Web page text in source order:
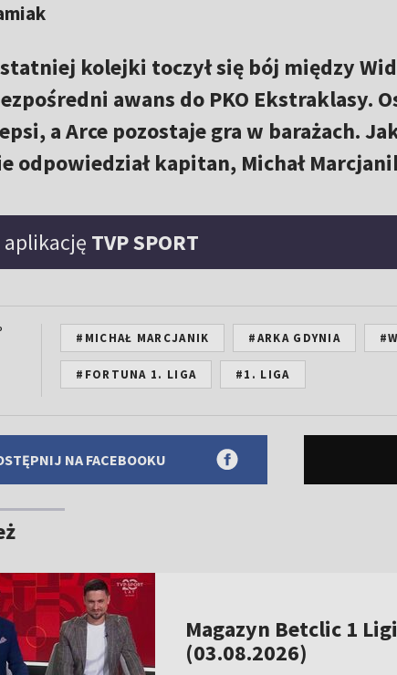
kolejki toczył się bój między
awans do PKO Ekstraklasy.
a Arce pozostaje gra w barażach.
odpowiedział kapitan, Michał
aplikację TVP SPORT
#MICHAŁ MARCJANIK #ARKA GDYNIA
#FORTUNA 1. LIGA #1. LIGA
NA FACEBOOKU
Magazyn Betclic 1
(03.08.2026)